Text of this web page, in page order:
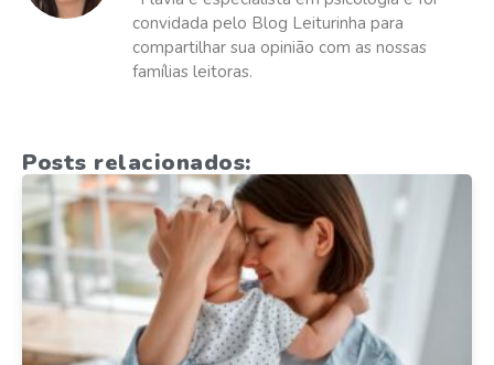
convidada pelo Blog Leiturinha para
compartilhar sua opinião com as nossas
famílias leitoras.
Posts relacionados: